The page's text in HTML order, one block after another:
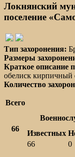
Локнянский
поселение
Тип захоронения:
Размеры
Краткое описание
обелиск кирпичный
Количество
Всего
66
Известных
66
0